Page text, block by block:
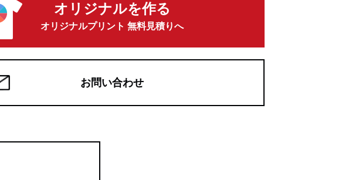
オリジナルを作る
オリジナルプリント 無料見積りへ
お問い合わせ